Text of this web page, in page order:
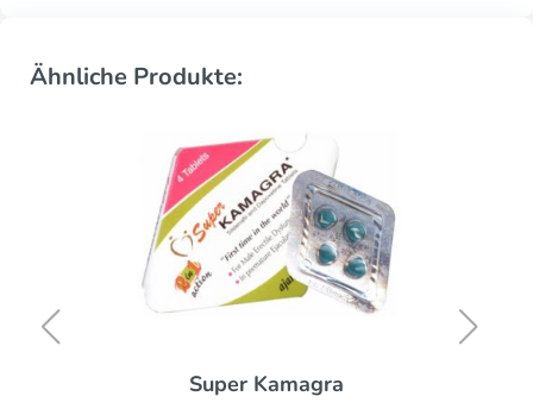
Ähnliche Produkte:
Super Kamagra